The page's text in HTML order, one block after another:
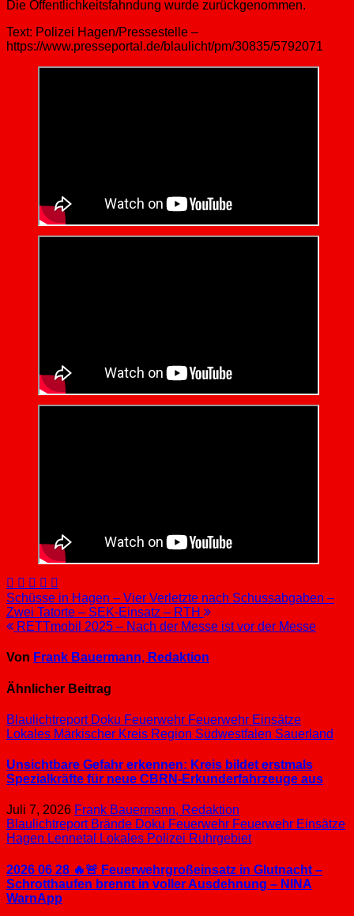
Die Öffentlichkeitsfahndung wurde zurückgenommen.
Text: Polizei Hagen/Pressestelle –
https://www.presseportal.de/blaulicht/pm/30835/5792071
Beitragsnavigation
Schüsse in Hagen – Vier Verletzte nach Schussabgaben –
Zwei Tatorte – SEK-Einsatz – RTH
RETTmobil 2025 – Nach der Messe ist vor der Messe
Von Frank Bauermann, Redaktion
Ähnlicher Beitrag
Blaulichtreport Doku Feuerwehr Feuerwehr Einsätze
Lokales Märkischer Kreis Region Südwestfalen Sauerland
Unsichtbare Gefahr erkennen: Kreis bildet erstmals
Spezialkräfte für neue CBRN-Erkunderfahrzeuge aus
Juli 7, 2026 Frank Bauermann, Redaktion
Blaulichtreport Brände Doku Feuerwehr Feuerwehr Einsätze
Hagen Lennetal Lokales Polizei Ruhrgebiet
2026 06 28 🔥🚨 Feuerwehrgroßeinsatz in Glutnacht –
Schrotthaufen brennt in voller Ausdehnung – NINA
WarnApp